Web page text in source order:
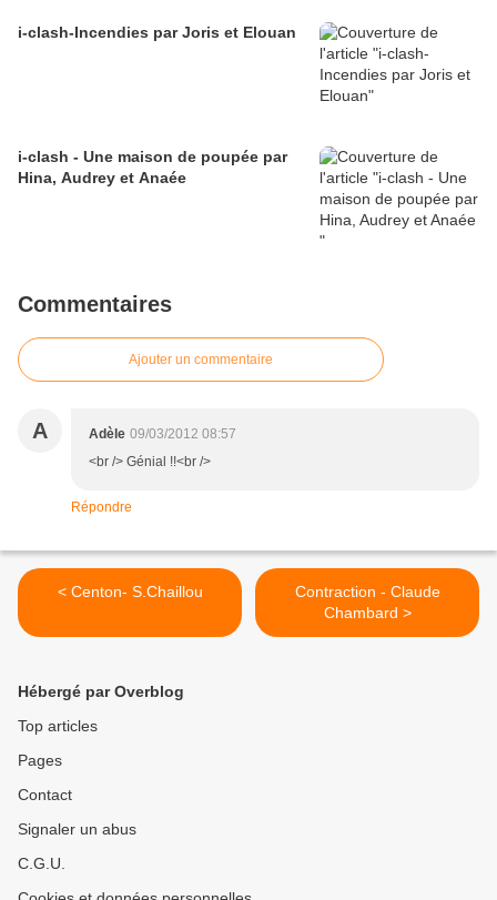
i-clash-Incendies par Joris et Elouan
i-clash - Une maison de poupée par
Hina, Audrey et Anaée
Commentaires
Ajouter un commentaire
A Adèle 09/03/2012 08:57
<br /> Génial !!<br />
Répondre
< Centon- S.Chaillou
Contraction - Claude
Chambard >
Hébergé par Overblog
Top articles
Pages
Contact
Signaler un abus
C.G.U.